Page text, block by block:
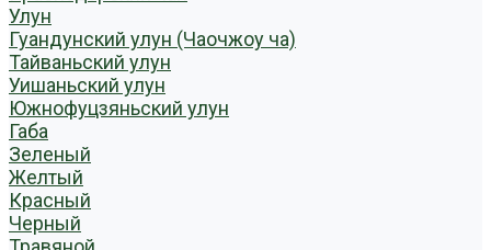
Улун
Гуандунский улун (Чаочжоу ча)
Тайваньский улун
Уишаньский улун
Южнофуцзяньский улун
Габа
Зеленый
Желтый
Красный
Черный